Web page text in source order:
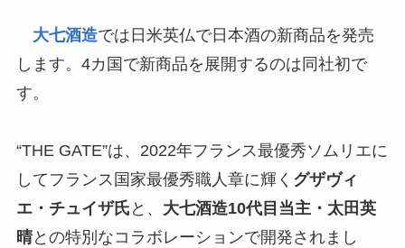
大七酒造では日米英仏で日本酒の新商品を発売
します。4カ国で新商品を展開するのは同社初で
す。
“THE GATE”は、2022年フランス最優秀ソムリエに
してフランス国家最優秀職人章に輝く グザヴィ
エ・チュイザ氏 と、 大七酒造10代目当主・太田英
晴との特別なコラボレーションで開発されまし